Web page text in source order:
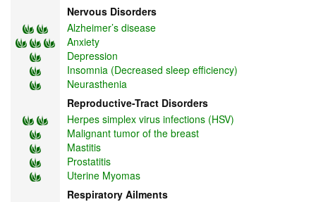
Nervous Disorders
Alzheimer’s disease
Anxiety
Depression
Insomnia (Decreased sleep efficiency)
Neurasthenia
Reproductive-Tract Disorders
Herpes simplex virus infections (HSV)
Malignant tumor of the breast
Mastitis
Prostatitis
Uterine Myomas
Respiratory Ailments